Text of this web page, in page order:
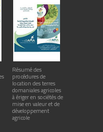
Résumé des
procédures de
location des terres
domaniales agricoles
à ériger en sociétés de
mise en valeur et de
développement
agricole